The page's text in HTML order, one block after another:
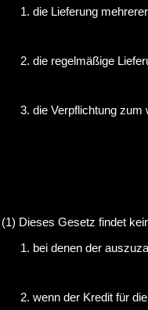
die Lieferung
die regelmäßige
die Verpflichtung zum
(1) Dieses Gesetz findet
bei denen der
wenn der Kredit für